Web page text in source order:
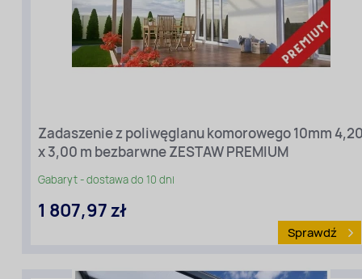
Zadaszenie z poliwęglanu komorowego 10mm
x 3,00 m bezbarwne ZESTAW PREMIUM
Gabaryt - dostawa do 10 dni
1 807,97 zł
Sprawdź
Szerokość
zadaszenia
[m]
[m]
(ze
spadem):
3
cenowy:
Premium